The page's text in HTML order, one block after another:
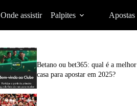
Onde assistir Palpites Apostas
Betano ou bet365: qual é a melhor
casa para apostar em 2025?